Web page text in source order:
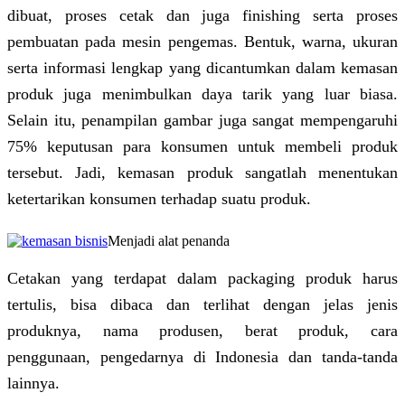
dibuat, proses cetak dan juga finishing serta proses
pembuatan pada mesin pengemas. Bentuk, warna, ukuran
serta informasi lengkap yang dicantumkan dalam kemasan
produk juga menimbulkan daya tarik yang luar biasa.
Selain itu, penampilan gambar juga sangat mempengaruhi
75% keputusan para konsumen untuk membeli produk
tersebut. Jadi, kemasan produk sangatlah menentukan
ketertarikan konsumen terhadap suatu produk.
Menjadi alat penanda
Cetakan yang terdapat dalam packaging produk harus
tertulis, bisa dibaca dan terlihat dengan jelas jenis
produknya, nama produsen, berat produk, cara
penggunaan, pengedarnya di Indonesia dan tanda-tanda
lainnya.